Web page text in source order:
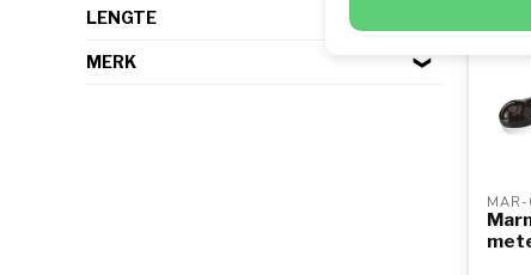
LENGTE
MERK